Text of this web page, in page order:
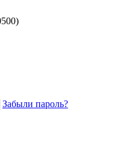
Забыли пароль?